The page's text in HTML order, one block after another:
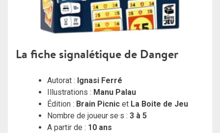
La fiche signalétique de Danger
Autorat : Ignasi Ferré
Illustrations : Manu Palau
Édition : Brain Picnic et La Boite de Jeu
Nombre de joueur·se·s : 3 à 5
A partir de : 10 ans